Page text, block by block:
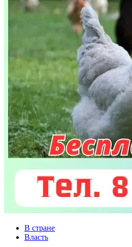
В стране
Власть